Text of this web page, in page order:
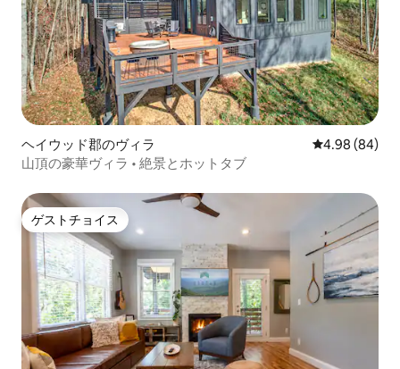
ヘイウッド郡のヴィラ レビュー84件
4.98 (84)
山頂の豪華ヴィラ • 絶景とホットタブ
ゲストチョイス
ゲストチョイス